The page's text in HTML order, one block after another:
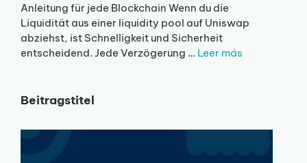
Anleitung für jede Blockchain Wenn du die
Liquidität aus einer liquidity pool auf Uniswap
abziehst, ist Schnelligkeit und Sicherheit
entscheidend. Jede Verzögerung … Leer más
Beitragstitel